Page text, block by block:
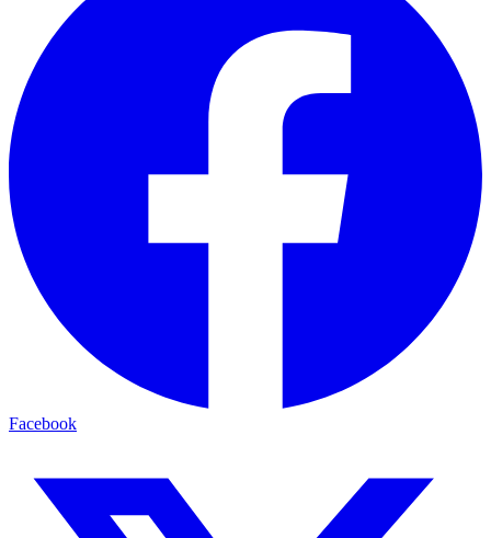
Facebook